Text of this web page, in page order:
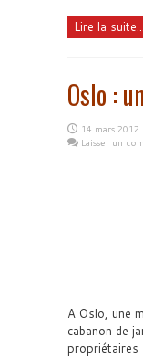
Lire la suite...
Oslo :
14 mars 2012
Laisser un
A Oslo, une
cabanon de
propriétaires